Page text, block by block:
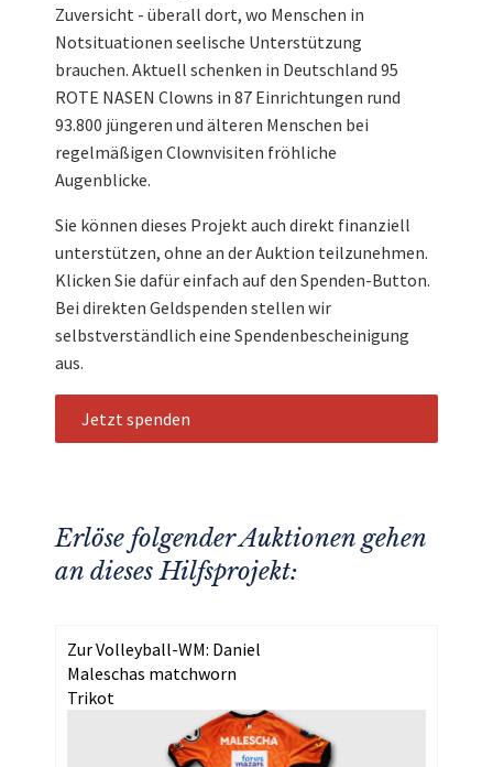
Zuversicht - überall dort, wo Menschen in
Notsituationen seelische Unterstützung
brauchen. Aktuell schenken in Deutschland 95
ROTE NASEN Clowns in 87 Einrichtungen rund
93.800 jüngeren und älteren Menschen bei
regelmäßigen Clownvisiten fröhliche
Augenblicke.
Sie können dieses Projekt auch direkt finanziell
unterstützen, ohne an der Auktion teilzunehmen.
Klicken Sie dafür einfach auf den Spenden-Button.
Bei direkten Geldspenden stellen wir
selbstverständlich eine Spendenbescheinigung
aus.
Jetzt spenden
Erlöse folgender Auktionen gehen
an dieses Hilfsprojekt:
Zur Volleyball-WM: Daniel
Maleschas matchworn
Trikot